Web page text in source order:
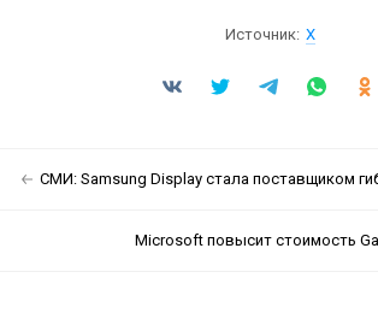
Источник: X
СМИ: Samsung Display стала поставщиком
Microsoft повысит стоимость